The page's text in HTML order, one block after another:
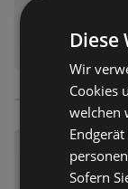
Diese
Wir
Cookies
welchen
Sofern